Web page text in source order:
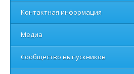
Контактная информация
Медиа
Сообщество выпускников